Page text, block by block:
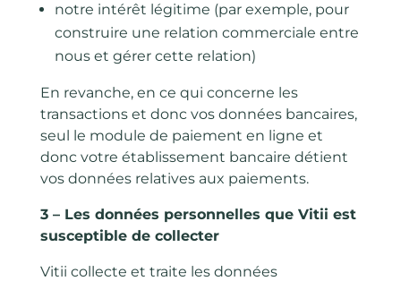
notre intérêt légitime (par exemple, pour
construire une relation commerciale entre
nous et gérer cette relation)
En revanche, en ce qui concerne les
transactions et donc vos données bancaires,
seul le module de paiement en ligne et
donc votre établissement bancaire détient
vos données relatives aux paiements.
3 – Les données personnelles que Vitii est
susceptible de collecter
Vitii collecte et traite les données